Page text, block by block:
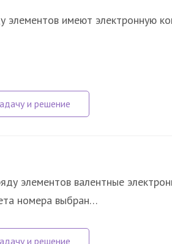
элементов имеют электронную
элементов валентные
номера выбран…